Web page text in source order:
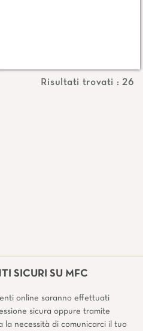
Risultati trovati : 26
SICURI SU MFC
online saranno effettuati
sicura oppure tramite
la necessità di comunicarci il tuo